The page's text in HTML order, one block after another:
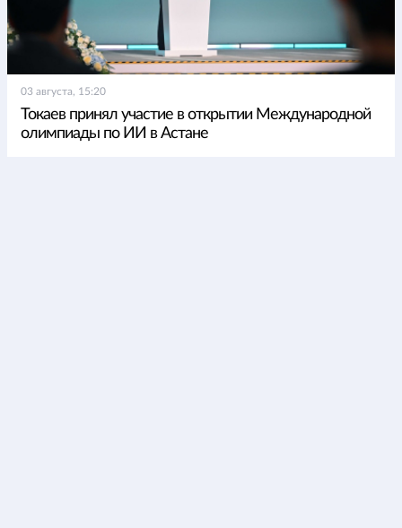
03 августа, 15:20
Токаев принял участие в открытии Международной
олимпиады по ИИ в Астане